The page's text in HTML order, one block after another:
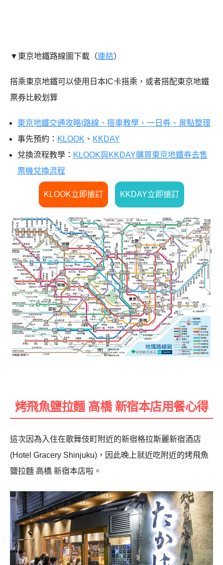
▼東京地鐵路線圖下載（連結）
搭乘東京地鐵可以使用日本IC卡搭乘，或者搭配東京地鐵
票券比較划算
東京地鐵交通攻略|路線、搭車教學、一日券、景點整理
事先預約： KLOOK 、 KKDAY
兌換流程教學： KLOOK與KKDAY購買東京地鐵券去售
票機兌換流程
KLOOK立即搶訂 KKDAY立即搶訂
烤飛魚鹽拉麵 高橋 新宿本店用餐心得
這次因為入住在歌舞伎町附近的新宿格拉斯麗新宿酒店
(Hotel Gracery Shinjuku)，因此晚上就近吃附近的烤飛魚
鹽拉麵 高橋 新宿本店啦。